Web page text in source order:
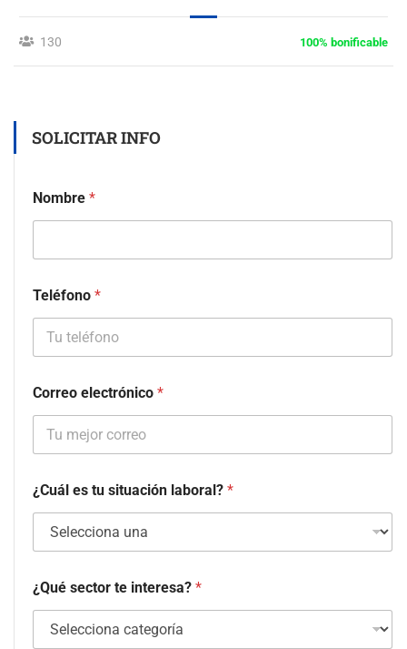
130 100% bonificable
SOLICITAR INFO
Nombre *
Teléfono *
Correo electrónico *
¿Cuál es tu situación laboral? *
¿Qué sector te interesa? *